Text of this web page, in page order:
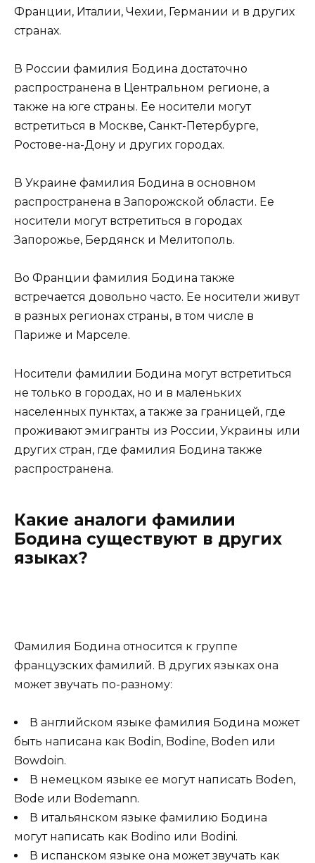
Франции, Италии, Чехии, Германии и в других
странах.
В России фамилия Бодина достаточно
распространена в Центральном регионе, а
также на юге страны. Ее носители могут
встретиться в Москве, Санкт-Петербурге,
Ростове-на-Дону и других городах.
В Украине фамилия Бодина в основном
распространена в Запорожской области. Ее
носители могут встретиться в городах
Запорожье, Бердянск и Мелитополь.
Во Франции фамилия Бодина также
встречается довольно часто. Ее носители живут
в разных регионах страны, в том числе в
Париже и Марселе.
Носители фамилии Бодина могут встретиться
не только в городах, но и в маленьких
населенных пунктах, а также за границей, где
проживают эмигранты из России, Украины или
других стран, где фамилия Бодина также
распространена.
Какие аналоги фамилии
Бодина существуют в других
языках?
Фамилия Бодина относится к группе
французских фамилий. В других языках она
может звучать по-разному:
В английском языке фамилия Бодина может
быть написана как Bodin, Bodine, Boden или
Bowdoin.
В немецком языке ее могут написать Boden,
Bode или Bodemann.
В итальянском языке фамилию Бодина
могут написать как Bodino или Bodini.
В испанском языке она может звучать как